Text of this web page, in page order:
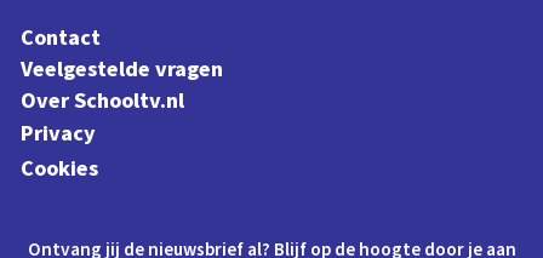
Contact
Veelgestelde vragen
Over Schooltv.nl
Privacy
Cookies
Ontvang jij de nieuwsbrief al? Blijf op de hoogte door je aan